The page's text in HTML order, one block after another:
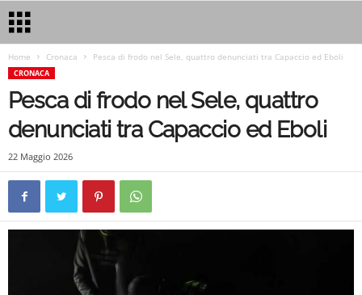
Home Cronaca Pesca di frodo nel Sele, quattro denunciati tra Capaccio ed Eboli
CRONACA
Pesca di frodo nel Sele, quattro
denunciati tra Capaccio ed Eboli
22 Maggio 2026